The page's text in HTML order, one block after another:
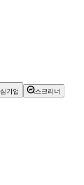
기업
스크리너